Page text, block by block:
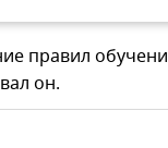
правил
он.